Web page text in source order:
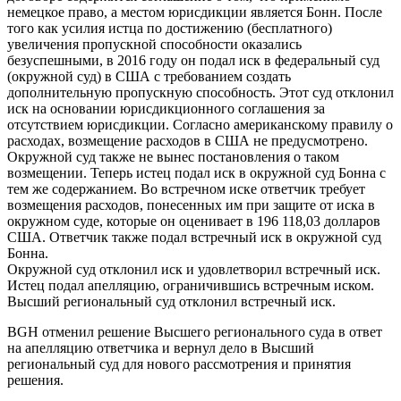
немецкое право, а местом юрисдикции является Бонн. После
того как усилия истца по достижению (бесплатного)
увеличения пропускной способности оказались
безуспешными, в 2016 году он подал иск в федеральный суд
(окружной суд) в США с требованием создать
дополнительную пропускную способность. Этот суд отклонил
иск на основании юрисдикционного соглашения за
отсутствием юрисдикции. Согласно американскому правилу о
расходах, возмещение расходов в США не предусмотрено.
Окружной суд также не вынес постановления о таком
возмещении. Теперь истец подал иск в окружной суд Бонна с
тем же содержанием. Во встречном иске ответчик требует
возмещения расходов, понесенных им при защите от иска в
окружном суде, которые он оценивает в 196 118,03 долларов
США. Ответчик также подал встречный иск в окружной суд
Бонна.
Окружной суд отклонил иск и удовлетворил встречный иск.
Истец подал апелляцию, ограничившись встречным иском.
Высший региональный суд отклонил встречный иск.
BGH отменил решение Высшего регионального суда в ответ
на апелляцию ответчика и вернул дело в Высший
региональный суд для нового рассмотрения и принятия
решения.